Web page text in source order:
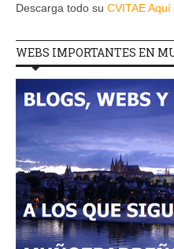
Descarga todo su CVITAE Aquí
WEBS IMPORTANTES EN